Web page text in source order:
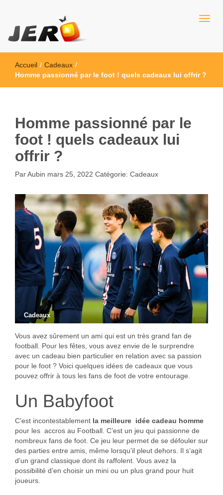
Jero
Accueil / Cadeaux /
Homme passionné par le foot ! quels cadeaux lui offrir ?
Homme passionné par le
foot ! quels cadeaux lui
offrir ?
ParAubin mars 25, 2022 Catégorie: Cadeaux
Cadeaux
Vous avez sûrement un ami qui est un très grand fan de
football. Pour les fêtes, vous avez envie de le surprendre
avec un cadeau bien particulier en relation avec sa passion
pour le foot ? Voici quelques idées de cadeaux que vous
pouvez offrir à tous les fans de foot de votre entourage.
Un Babyfoot
C’est incontestablement la meilleure idée cadeau homme
pour les accros au Football. C’est un jeu qui passionne de
nombreux fans de foot. Ce jeu leur permet de se défouler sur
des parties entre amis, même lorsqu’il pleut dehors. Il s’agit
d’un grand classique dont ils raffolent. Vous avez la
possibilité d’en choisir un mini ou un plus grand pour huit
joueurs.